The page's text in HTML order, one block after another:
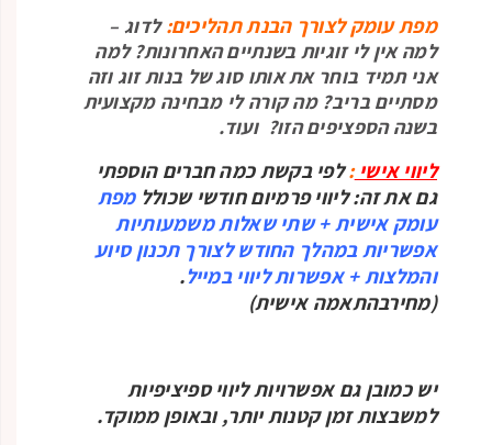
מפת עומק לצורך הבנת תהליכים:לדוג –
למה אין לי זוגיות בשנתיים האחרונות? למה
אני תמיד בוחר את אותו סוג של בנות זוג וזה
מסתיים בריב? מה קורה לי מבחינה מקצועית
בשנה הספציפים הזו? ועוד.
ליווי אישי:לפי בקשת כמה חברים הוספתי
גם את זה: ליווי פרמיום חודשי שכוללמפת
עומק אישית + שתי שאלות משמעותיות
אפשריות במהלך החודש לצורך תכנון סיוע
והמלצות + אפשרות ליווי במייל.
(מחירבהתאמה אישית)
יש כמובן גם אפשרויות ליווי ספיציפיות
למשבצות זמן קטנות יותר, ובאופן ממוקד.